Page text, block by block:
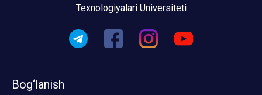
Texnologiyalari Universiteti
Bog‘lanish